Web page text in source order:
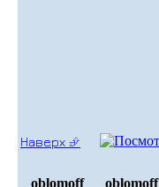
Наверх ⮵
oblomoff oblomoff